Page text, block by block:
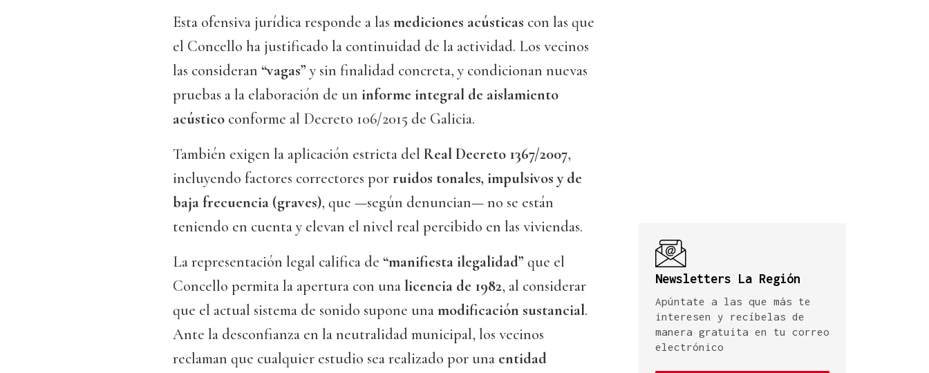
Esta ofensiva jurídica responde a las mediciones acústicas con las que
el Concello ha justificado la continuidad de la actividad. Los vecinos
las consideran “vagas” y sin finalidad concreta, y condicionan nuevas
pruebas a la elaboración de un informe integral de aislamiento
acústico conforme al Decreto 106/2015 de Galicia.
También exigen la aplicación estricta del Real Decreto 1367/2007,
incluyendo factores correctores porruidos tonales, impulsivos y de
baja frecuencia (graves), que —según denuncian— no se están
teniendo en cuenta y elevan el nivel real percibido en las viviendas.
La representación legal califica de “manifiesta ilegalidad” que el
Concello permita la apertura con una licencia de 1982, al considerar
que el actual sistema de sonido supone unamodificación sustancial.
Ante la desconfianza en la neutralidad municipal, los vecinos
reclaman que cualquier estudio sea realizado por una entidad
Newsletters La Región
Apúntate a las que más te
interesen y recíbelas de
manera gratuita en tu correo
electrónico